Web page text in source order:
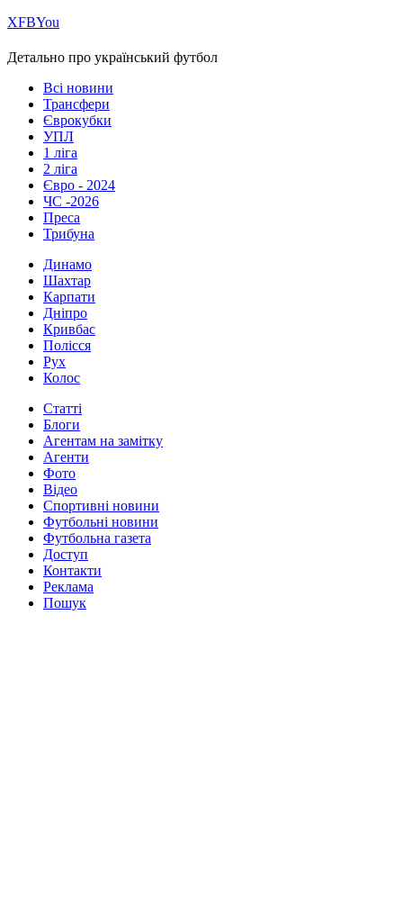
ХFBYou
Детально про український футбол
Всі новини
Трансфери
Єврокубки
УПЛ
1 ліга
2 ліга
Євро - 2024
ЧС -2026
Преса
Трибуна
Динамо
Шахтар
Карпати
Дніпро
Кривбас
Полісся
Рух
Колос
Статті
Блоги
Агентам на замітку
Агенти
Фото
Відео
Спортивні новини
Футбольні новини
Футбольна газета
Доступ
Контакти
Реклама
Пошук